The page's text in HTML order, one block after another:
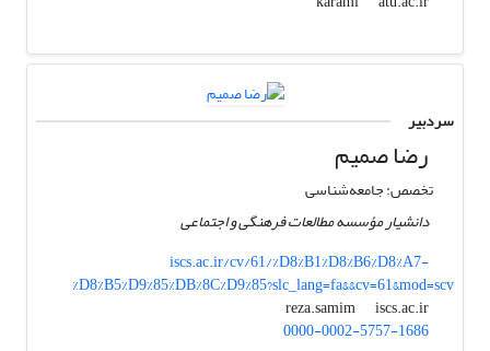
سردبیر
رضا صمیم
تخصص: جامعه‌شناسی
دانشیار مؤسسه مطالعات فرهنگی و اجتماعی
iscs.ac.ir/cv/61/%D8%B1%D8%B6%D8%A7-
%D8%B5%D9%85%DB%8C%D9%85?slc_lang=fa&&cv=61&mod=scv
reza.samim
iscs.ac.ir
0000-0002-5757-1686